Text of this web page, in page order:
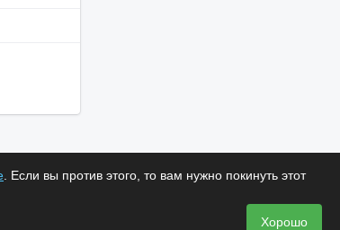
. Если вы против этого, то вам нужно покинуть этот
Хорошо